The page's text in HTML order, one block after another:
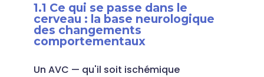
1.1 Ce qui se passe dans le
cerveau : la base neurologique
des changements
comportementaux
Un AVC — qu'il soit ischémique